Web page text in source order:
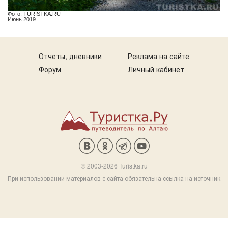
Фото: TURISTKA.RU
Июнь 2019
Отчеты, дневники
Форум
Реклама на сайте
Личный кабинет
© 2003-2026 Turistka.ru
При использовании материалов с сайта обязательна ссылка на источник